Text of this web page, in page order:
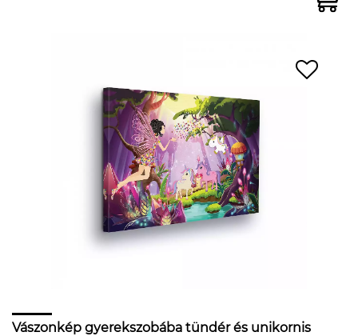
Vászonkép gyerekszobába tündér és unikornis